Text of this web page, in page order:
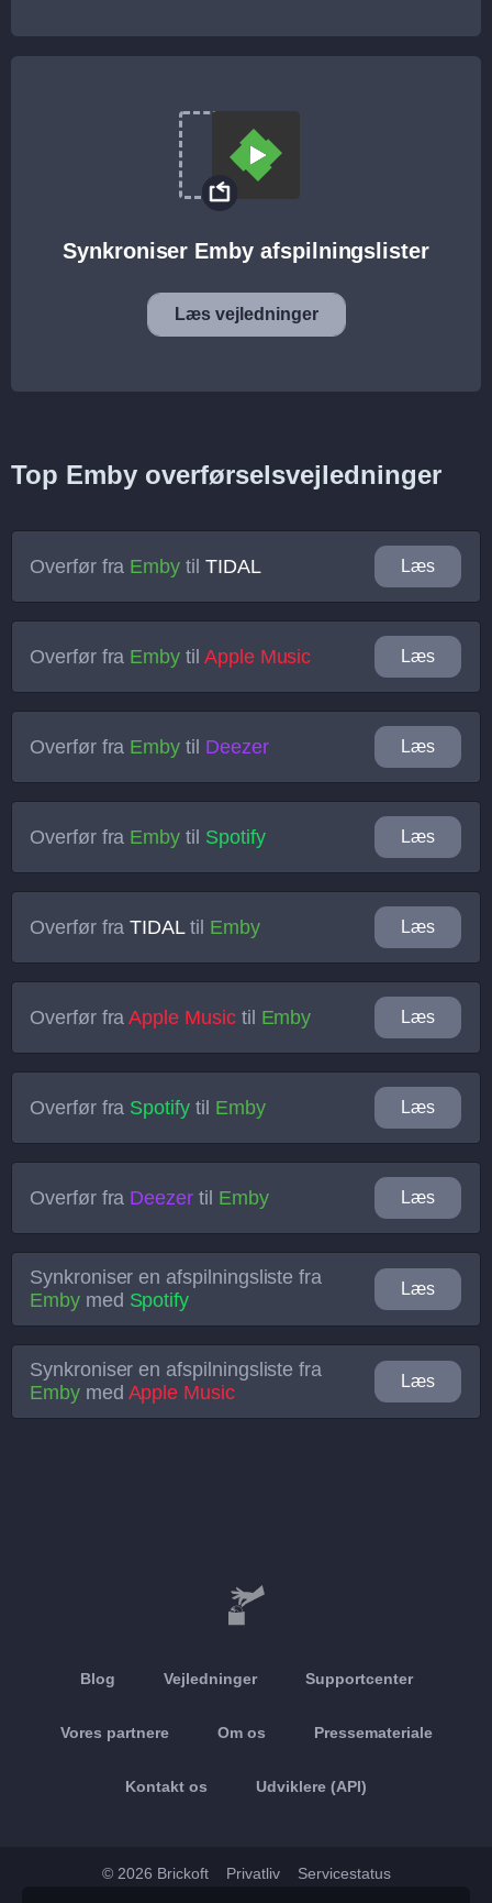
Synkroniser Emby afspilningslister
Læs vejledninger
Top Emby overførselsvejledninger
Overfør fra Emby til TIDAL Læs
Overfør fra Emby til Apple Music Læs
Overfør fra Emby til Deezer Læs
Overfør fra Emby til Spotify Læs
Overfør fraTIDALtil Emby Læs
Overfør fraApple Musictil Emby Læs
Overfør fra Spotifytil Emby Læs
Overfør fra Deezer til Emby Læs
Synkroniser en afspilningsliste fra
Embymed Spotify
Læs
Synkroniser en afspilningsliste fra
Embymed Apple Music
Læs
Blog Vejledninger Supportcenter
Vores partnere Om os Pressemateriale
Kontakt os Udviklere (API)
© 2026 Brickoft Privatliv Servicestatus